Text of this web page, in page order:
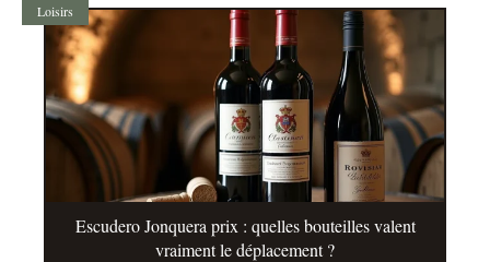
Loisirs
Escudero Jonquera prix : quelles bouteilles valent
vraiment le déplacement ?